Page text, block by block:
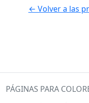
← Volver a las
PÁGINAS PARA